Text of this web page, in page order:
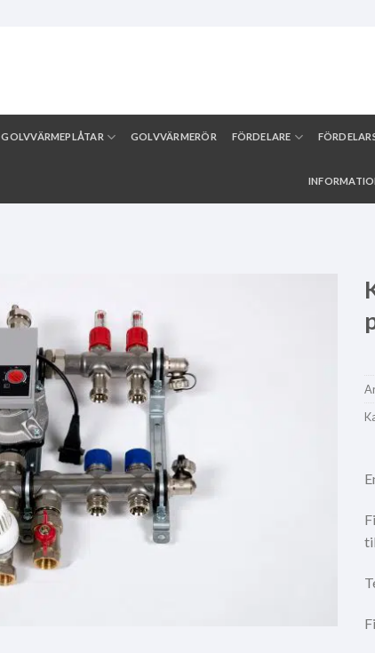
GOLVVÄRMEPLÅTAR GOLVVÄRMERÖR FÖRDELARE